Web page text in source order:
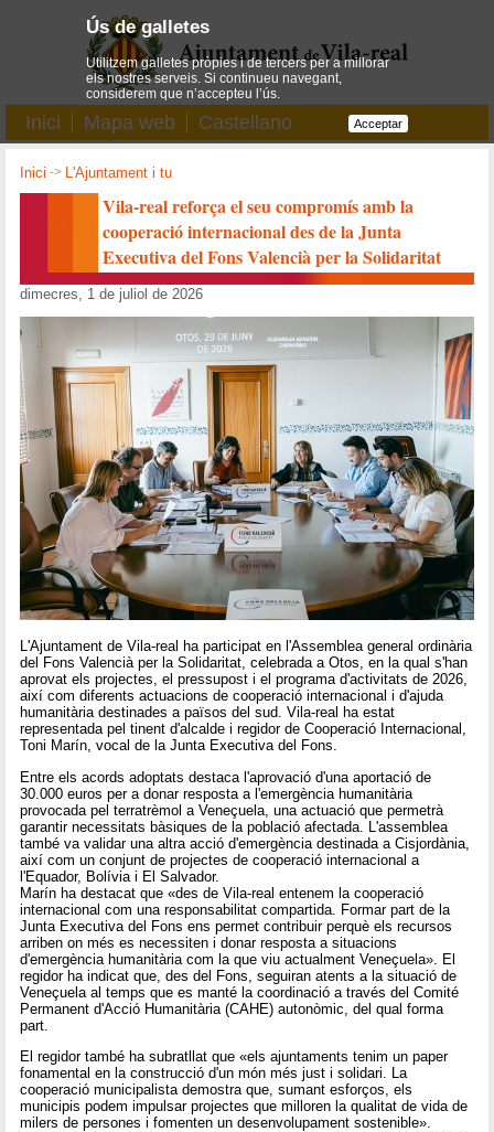
Inici Mapa web Castellano
Inici -> L'Ajuntament i tu
Vila-real reforça el seu compromís amb la
cooperació internacional des de la Junta
Executiva del Fons Valencià per la Solidaritat
dimecres, 1 de juliol de 2026
L'Ajuntament de Vila-real ha participat en l'Assemblea general ordinària
del Fons Valencià per la Solidaritat, celebrada a Otos, en la qual s'han
aprovat els projectes, el pressupost i el programa d'activitats de 2026,
així com diferents actuacions de cooperació internacional i d'ajuda
humanitària destinades a països del sud. Vila-real ha estat
representada pel tinent d'alcalde i regidor de Cooperació Internacional,
Toni Marín, vocal de la Junta Executiva del Fons.
Entre els acords adoptats destaca l'aprovació d'una aportació de
30.000 euros per a donar resposta a l'emergència humanitària
provocada pel terratrèmol a Veneçuela, una actuació que permetrà
garantir necessitats bàsiques de la població afectada. L'assemblea
també va validar una altra acció d'emergència destinada a Cisjordània,
així com un conjunt de projectes de cooperació internacional a
l'Equador, Bolívia i El Salvador.
Marín ha destacat que «des de Vila-real entenem la cooperació
internacional com una responsabilitat compartida. Formar part de la
Junta Executiva del Fons ens permet contribuir perquè els recursos
arriben on més es necessiten i donar resposta a situacions
d'emergència humanitària com la que viu actualment Veneçuela». El
regidor ha indicat que, des del Fons, seguiran atents a la situació de
Veneçuela al temps que es manté la coordinació a través del Comité
Permanent d'Acció Humanitària (CAHE) autonòmic, del qual forma
part.
El regidor també ha subratllat que «els ajuntaments tenim un paper
fonamental en la construcció d'un món més just i solidari. La
cooperació municipalista demostra que, sumant esforços, els
municipis podem impulsar projectes que milloren la qualitat de vida de
milers de persones i fomenten un desenvolupament sostenible».
Ús de galletes
Utilitzem galletes pròpies i de tercers per a millorar
els nostres serveis. Si continueu navegant,
considerem que n’accepteu l’ús.
Acceptar